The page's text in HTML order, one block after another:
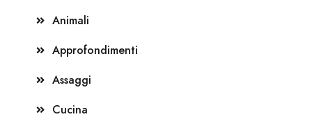
Animali
Approfondimenti
Assaggi
Cucina